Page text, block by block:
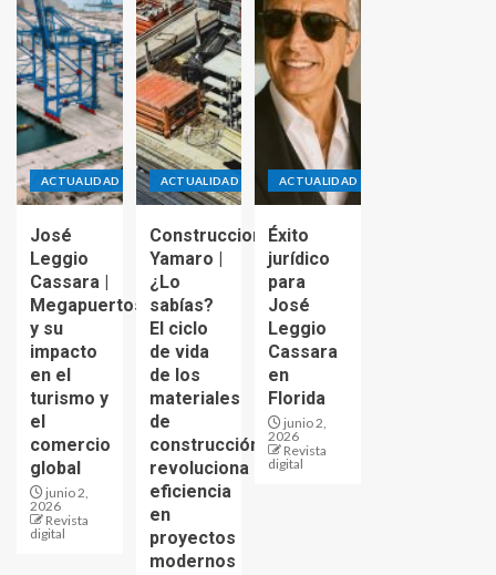
ACTUALIDAD
José
Leggio
Cassara |
Megapuertos
y su
impacto
en el
turismo y
el
comercio
global
junio 2,
2026
Revista
digital
ACTUALIDAD
Construcciones
Yamaro |
¿Lo
sabías?
El ciclo
de vida
de los
materiales
de
construcción
revoluciona
eficiencia
en
proyectos
modernos
ACTUALIDAD
Éxito
jurídico
para
José
Leggio
Cassara
en
Florida
junio 2,
2026
Revista
digital